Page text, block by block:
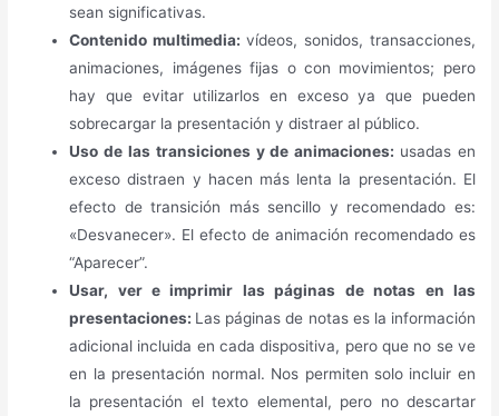
sean significativas.
Contenido multimedia:vídeos, sonidos, transacciones,
animaciones, imágenes fijas o con movimientos; pero
hay que evitar utilizarlos en exceso ya que pueden
sobrecargar la presentación y distraer al público.
Uso de las transiciones y de animaciones: usadas en
exceso distraen y hacen más lenta la presentación. El
efecto de transición más sencillo y recomendado es:
«Desvanecer». El efecto de animación recomendado es
“Aparecer”.
Usar, ver e imprimir las páginas de notas en las
presentaciones: Las páginas de notas es la información
adicional incluida en cada dispositiva, pero que no se ve
en la presentación normal. Nos permiten solo incluir en
la presentación el texto elemental, pero no descartar